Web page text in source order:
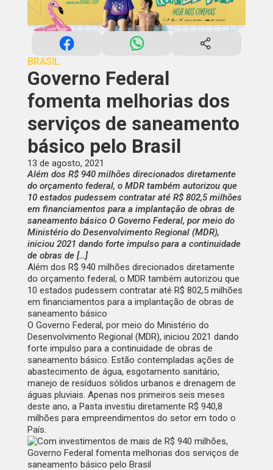
BRASIL
Governo Federal
fomenta melhorias dos
serviços de saneamento
básico pelo Brasil
13 de agosto, 2021
Além dos R$ 940 milhões direcionados diretamente
do orçamento federal, o MDR também autorizou que
10 estados pudessem contratar até R$ 802,5 milhões
em financiamentos para a implantação de obras de
saneamento básico O Governo Federal, por meio do
Ministério do Desenvolvimento Regional (MDR),
iniciou 2021 dando forte impulso para a continuidade
de obras de […]
Além dos R$ 940 milhões direcionados diretamente
do orçamento federal, o MDR também autorizou que
10 estados pudessem contratar até R$ 802,5 milhões
em financiamentos para a implantação de obras de
saneamento básico
O Governo Federal, por meio do Ministério do
Desenvolvimento Regional (MDR), iniciou 2021 dando
forte impulso para a continuidade de obras de
saneamento básico. Estão contempladas ações de
abastecimento de água, esgotamento sanitário,
manejo de resíduos sólidos urbanos e drenagem de
águas pluviais. Apenas nos primeiros seis meses
deste ano, a Pasta investiu diretamente R$ 940,8
milhões para empreendimentos do setor em todo o
País.